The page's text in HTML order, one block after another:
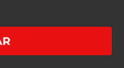
por obligación legal.
+info